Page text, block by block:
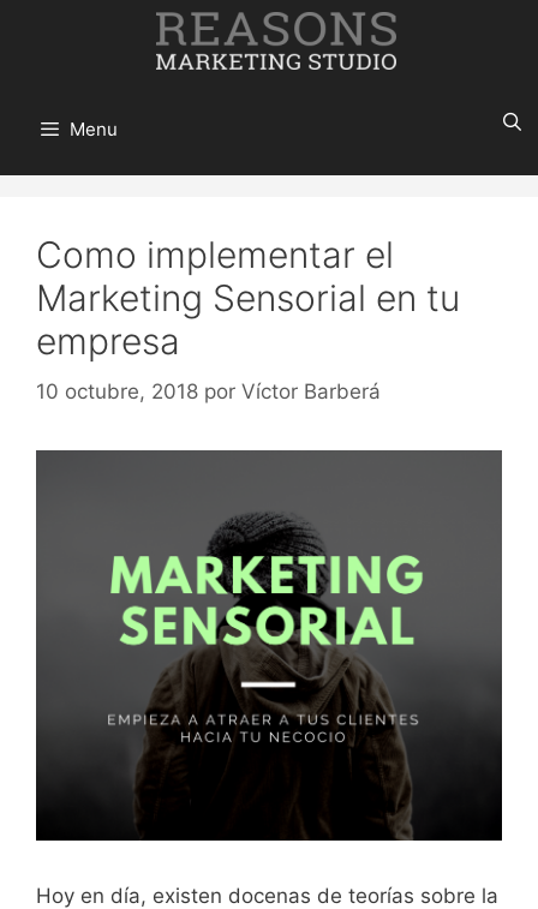
Menu
Como implementar el
Marketing Sensorial en tu
empresa
10 octubre, 2018 por Víctor Barberá
Hoy en día, existen docenas de teorías sobre la